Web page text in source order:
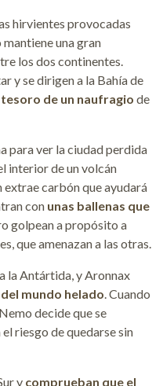
hirvientes provocadas
una gran
los dos continentes.
y se dirigen a la Bahía de
de un naufragio de
para ver la ciudad perdida
interior de un volcán
carbón que ayudará
con unas ballenas que
golpean a propósito a
que amenazan a las otras.
la Antártida, y Aronnax
mundo helado . Cuando
decide que se
riesgo de quedarse sin
y comprueban que el